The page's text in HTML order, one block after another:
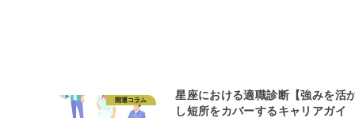
開運コラム
星座における適職診断【強みを活
し短所をカバーするキャリアガイ